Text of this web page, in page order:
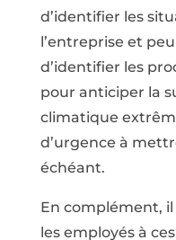
d’identifier les
l’entreprise et
d’identifier les
pour anticiper la
climatique
d’urgence à
échéant.
En complément,
les employés à